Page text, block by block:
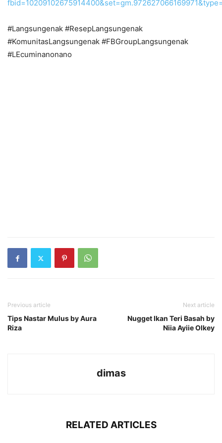
#Langsungenak #ResepLangsungenak
#KomunitasLangsungenak #FBGroupLangsungenak
#LEcuminanonano
Previous article
Tips Nastar Mulus by Aura
Riza
Next article
Nugget Ikan Teri Basah by
Niia Ayiie Olkey
dimas
RELATED ARTICLES